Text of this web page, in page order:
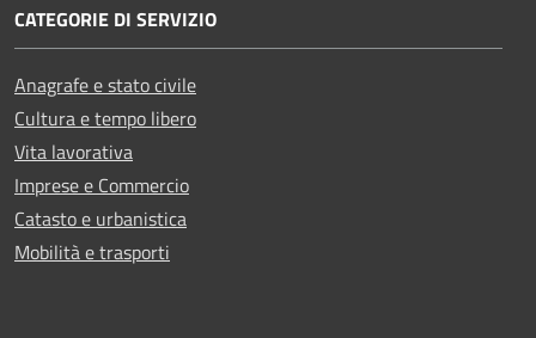
CATEGORIE DI SERVIZIO
Anagrafe e stato civile
Cultura e tempo libero
Vita lavorativa
Imprese e Commercio
Catasto e urbanistica
Mobilità e trasporti